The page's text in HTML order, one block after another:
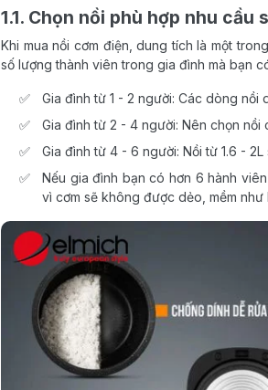
1.1. Chọn nồi phù hợp nhu
Khi mua nồi cơm điện, dung tích là một
số lượng thành viên trong gia đình mà bạn
Gia đình từ 1 - 2 người: Các dòng nồi
Gia đình từ 2 - 4 người: Nên chọn nồi
Gia đình từ 4 - 6 người: Nồi từ 1.6 -
Nếu gia đình bạn có hơn 6 hành
vì cơm sẽ không được dẻo, mềm như